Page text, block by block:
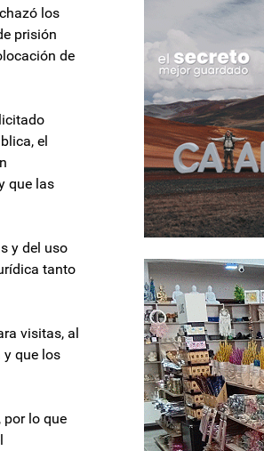
los
prisión
de
el
que las
y del uso
tanto
visitas, al
y que los
lo que